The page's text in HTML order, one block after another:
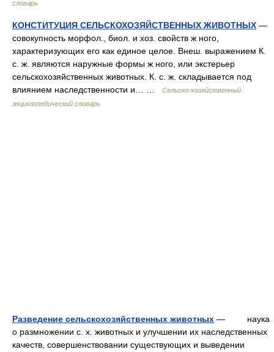
словарь
КОНСТИТУЦИЯ СЕЛЬСКОХОЗЯЙСТВЕННЫХ ЖИВОТНЫХ —
совокупность морфол., биол. и хоз. свойств ж ного,
характеризующих его как единое целое. Внеш. выражением К.
с. ж. являются наружные формы ж ного, или экстерьер
сельскохозяйственных животных. К. с. ж. складывается под
влиянием наследственности и… …
Сельско-хозяйственный
энциклопедический словарь
Разведение сельскохозяйственных животных — наука
о размножении с. х. животных и улучшении их наследственных
качеств, совершенствовании существующих и выведении